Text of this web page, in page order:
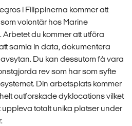
i Filippinerna kommer att
volontär hos Marine
. Arbetet du kommer att utföra
samla in data, dokumentera
Du kan dessutom få vara
rev som har som syfte
Din arbetsplats kommer
outforskade dyklocations vilket
uppleva totalt unika platser under